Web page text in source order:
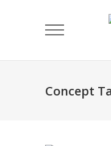
Concept